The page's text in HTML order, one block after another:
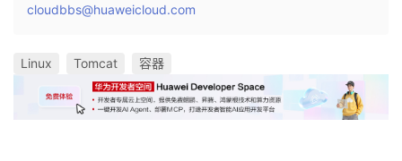
cloudbbs@huaweicloud.com
Linux Tomcat 容器